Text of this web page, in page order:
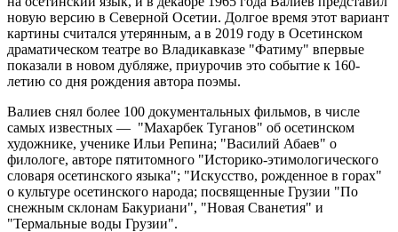
новую версию в Северной Осетии. Долгое время этот вариант
картины считался утерянным, а в 2019 году в Осетинском
драматическом театре во Владикавказе "Фатиму" впервые
показали в новом дубляже, приурочив это событие к 160-
летию со дня рождения автора поэмы.
Валиев снял более 100 документальных фильмов, в числе
самых известных — "Махарбек Туганов" об осетинском
художнике, ученике Ильи Репина; "Василий Абаев" о
филологе, авторе пятитомного "Историко-этимологического
словаря осетинского языка"; "Искусство, рожденное в горах"
о культуре осетинского народа; посвященные Грузии "По
снежным склонам Бакуриани", "Новая Сванетия" и
"Термальные воды Грузии".